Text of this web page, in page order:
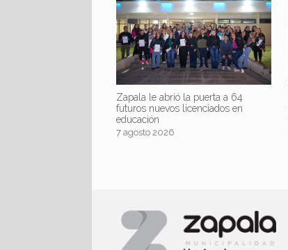
Zapala le abrió la puerta a 64
futuros nuevos licenciados en
educación
7 agosto 2026